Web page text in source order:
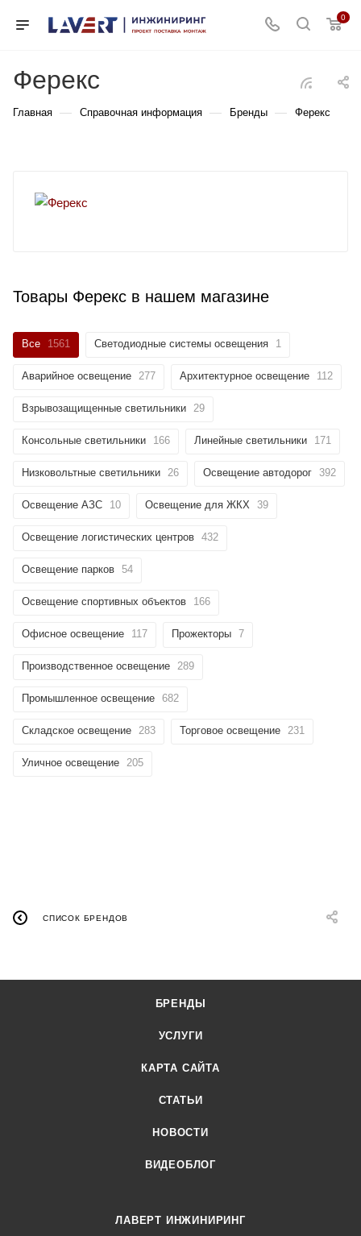
0
Ферекс
Главная — Справочная информация — Бренды — Ферекс
Товары Ферекс в нашем магазине
Все 1561 Светодиодные системы освещения 1
Аварийное освещение 277 Архитектурное освещение 112
Взрывозащищенные светильники 29
Консольные светильники 166 Линейные светильники 171
Низковольтные светильники 26 Освещение автодорог 392
Освещение АЗС 10 Освещение для ЖКХ 39
Освещение логистических центров 432
Освещение парков 54
Освещение спортивных объектов 166
Офисное освещение 117 Прожекторы 7
Производственное освещение 289
Промышленное освещение 682
Складское освещение 283 Торговое освещение 231
Уличное освещение 205
СПИСОК БРЕНДОВ
БРЕНДЫ
УСЛУГИ
КАРТА САЙТА
СТАТЬИ
НОВОСТИ
ВИДЕОБЛОГ
ЛАВЕРТ ИНЖИНИРИНГ